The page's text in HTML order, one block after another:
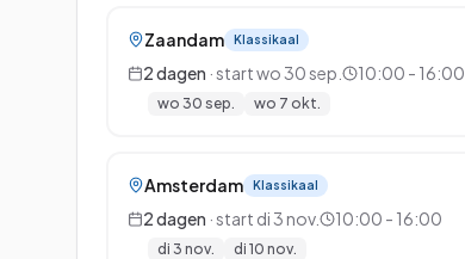
Zaandam Klassikaal
2dagen · startwo 30 sep. 10:00 - 16:00
wo 30 sep. wo 7 okt.
Amsterdam Klassikaal
2dagen · start di 3 nov. 10:00 - 16:00
di 3 nov. di 10 nov.